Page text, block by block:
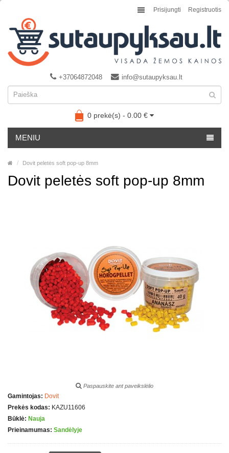
Prisijungti Registruotis
+37064872048 info@sutaupyksau.lt
0 prekė(s) - 0.00 €
MENIU
Dovit peletės soft pop-up 8mm
Dovit peletės soft pop-up 8mm
Paspauskite ant paveikslėlio
Gamintojas: Dovit
Prekės kodas: KAZU11606
Būklė: Nauja
Prieinamumas: Sandėlyje